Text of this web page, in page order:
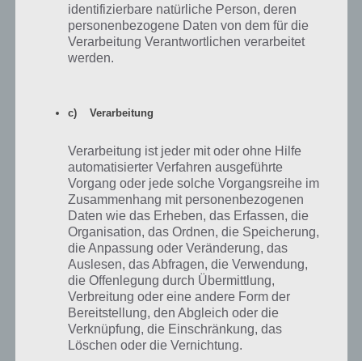
Simpsons Springfield Treehouse of Horror XXIX 2018
Akt 2 Kalender: So schaffst du alle Preise
Auf WhatsApp teilen Teilen auf Facebook
Tweet auf Twitter
Nächster Artikel in dieser Serie
Mehr Artikel hier auf Touchportal
identifizierbare natürliche Person, deren
personenbezogene Daten von dem für die
Verarbeitung Verantwortlichen verarbeitet
werden.
c) Verarbeitung
Verarbeitung ist jeder mit oder ohne Hilfe
automatisierter Verfahren ausgeführte
Vorgang oder jede solche Vorgangsreihe im
Zusammenhang mit personenbezogenen
Daten wie das Erheben, das Erfassen, die
Organisation, das Ordnen, die Speicherung,
die Anpassung oder Veränderung, das
Auslesen, das Abfragen, die Verwendung,
die Offenlegung durch Übermittlung,
Verbreitung oder eine andere Form der
Bereitstellung, den Abgleich oder die
Verknüpfung, die Einschränkung, das
Löschen oder die Vernichtung.